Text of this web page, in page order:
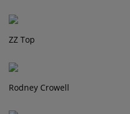
ZZ Top
Rodney Crowell